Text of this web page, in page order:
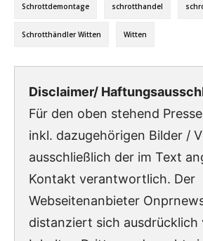
Schrottdemontage schrotthandel
Schrotthändler Witten Witten
Disclaimer/
Für den oben stehend
inkl. dazugehörigen Bilder /
ausschließlich der im Text
Kontakt verantwortlich. Der
Webseitenanbieter
distanziert sich ausdrücklich